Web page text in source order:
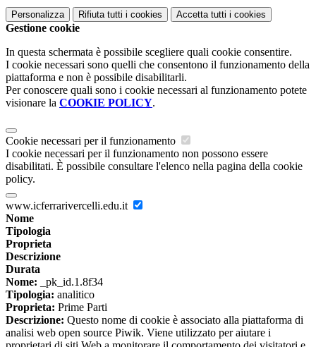
Personalizza Rifiuta tutti i cookies Accetta tutti i cookies
Gestione cookie
In questa schermata è possibile scegliere quali cookie consentire.
I cookie necessari sono quelli che consentono il funzionamento della
piattaforma e non è possibile disabilitarli.
Per conoscere quali sono i cookie necessari al funzionamento potete
visionare la COOKIE POLICY.
Cookie necessari per il funzionamento
I cookie necessari per il funzionamento non possono essere
disabilitati. È possibile consultare l'elenco nella pagina della cookie
policy.
www.icferrarivercelli.edu.it
Nome
Tipologia
Proprieta
Descrizione
Durata
Nome: _pk_id.1.8f34
Tipologia: analitico
Proprieta: Prime Parti
Descrizione: Questo nome di cookie è associato alla piattaforma di
analisi web open source Piwik. Viene utilizzato per aiutare i